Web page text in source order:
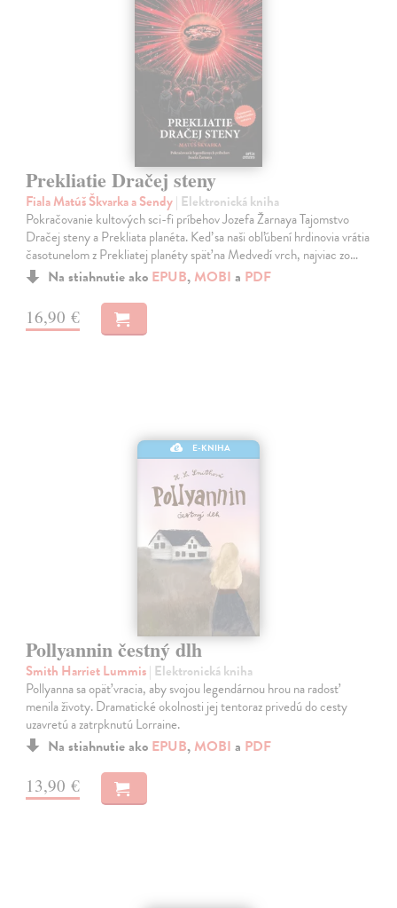
Prekliatie Dračej steny
Fiala Matúš Škvarka a Sendy| Elektronická kniha
Pokračovanie kultových sci-fi príbehov Jozefa Žarnaya Tajomstvo
Dračej steny a Prekliata planéta. Keď sa naši obľúbení hrdinovia vrátia
časotunelom z Prekliatej planéty späť na Medvedí vrch, najviac zo…
Na stiahnutie ako EPUB, MOBI a PDF
16,90 €
E-KNIHA
Pollyannin čestný dlh
Smith Harriet Lummis| Elektronická kniha
Pollyanna sa opäť vracia, aby svojou legendárnou hrou na radosť
menila životy. Dramatické okolnosti jej tentoraz privedú do cesty
uzavretú a zatrpknutú Lorraine.
Na stiahnutie ako EPUB, MOBI a PDF
13,90 €